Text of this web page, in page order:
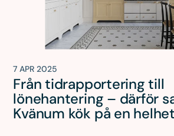
7 APR 2025
Från tidrapportering till
lönehantering – därför
Kvänum kök på en